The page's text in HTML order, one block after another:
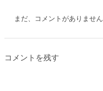
まだ、コメントがありません
コメントを残す